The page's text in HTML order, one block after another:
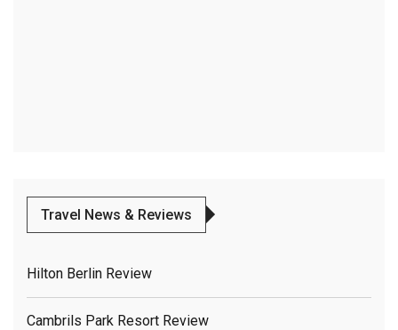
Travel News & Reviews
Hilton Berlin Review
Cambrils Park Resort Review